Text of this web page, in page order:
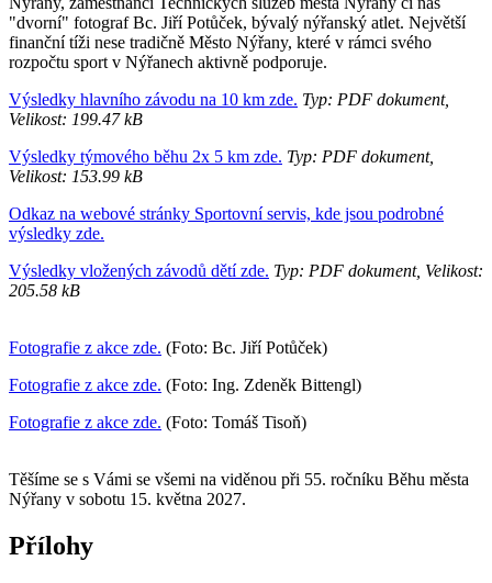
"dvorní" fotograf Bc. Jiří Potůček, bývalý nýřanský atlet. Největší
finanční tíži nese tradičně Město Nýřany, které v rámci svého
rozpočtu sport v Nýřanech aktivně podporuje.
Výsledky hlavního závodu na 10 km zde. Typ: PDF dokument,
Velikost: 199.47 kB
Výsledky týmového běhu 2x 5 km zde. Typ: PDF dokument,
Velikost: 153.99 kB
Odkaz na webové stránky Sportovní servis, kde jsou podrobné
výsledky zde.
Výsledky vložených závodů dětí zde. Typ: PDF dokument, Velikost:
205.58 kB
Fotografie z akce zde. (Foto: Bc. Jiří Potůček)
Fotografie z akce zde. (Foto: Ing. Zdeněk Bittengl)
Fotografie z akce zde. (Foto: Tomáš Tisoň)
Těšíme se s Vámi se všemi na viděnou při 55. ročníku Běhu města
Nýřany v sobotu 15. května 2027.
Přílohy